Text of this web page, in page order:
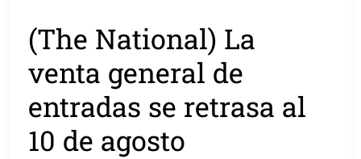
(The National) La
venta general de
entradas se retrasa al
10 de agosto